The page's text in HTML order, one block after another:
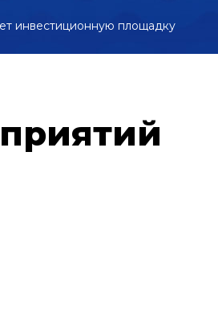
инвестиционную площадку